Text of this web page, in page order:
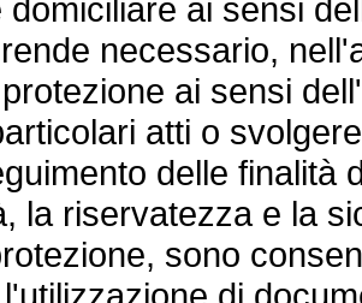
domiciliare ai sensi
necessario,
ai sensi
atti o
delle finalità
la riservatezza e la
sono